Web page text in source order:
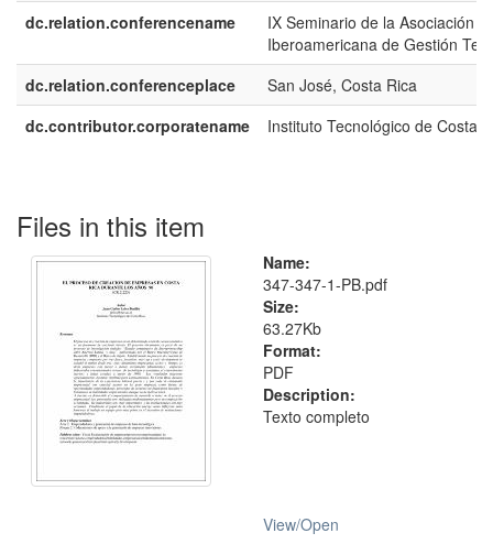
dc.relation.conferencename
IX Seminario de la Asociación
Iberoamericana de Gestión
dc.relation.conferenceplace
San José, Costa Rica
dc.contributor.corporatename
Instituto Tecnológico de Costa
Files in this item
Name:
347-347-1-PB.pdf
Size:
63.27Kb
Format:
PDF
Description:
Texto completo
View/Open